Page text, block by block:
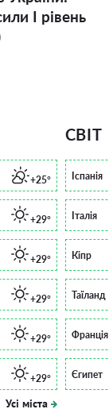
І рівень
+25°
+29°
+29°
+29°
+29°
+29°
Усі міста
СВІТ
Іспанія
Італія
Кіпр
Таїланд
Франція
Єгипет